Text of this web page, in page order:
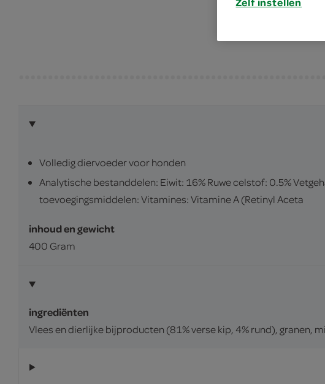
Volledig diervoeder voor honden
Analytische bestanddelen: Eiwit: 16% Ruwe celstof: 0.5%
toevoegingsmiddelen: Vitamines: Vitamine A (Retinyl Aceta
inhoud en gewicht
400 Gram
ingrediënten
Vlees en dierlijke bijproducten (81% verse kip, 4% rund), granen,